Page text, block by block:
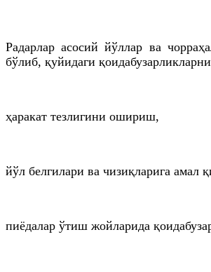
Радарлар асосий йўллар ва
бўлиб, қуйидаги
ҳаракат тезлигини ошириш,
йўл белгилари ва чизиқларига амал
пиёдалар ўтиш жойларида